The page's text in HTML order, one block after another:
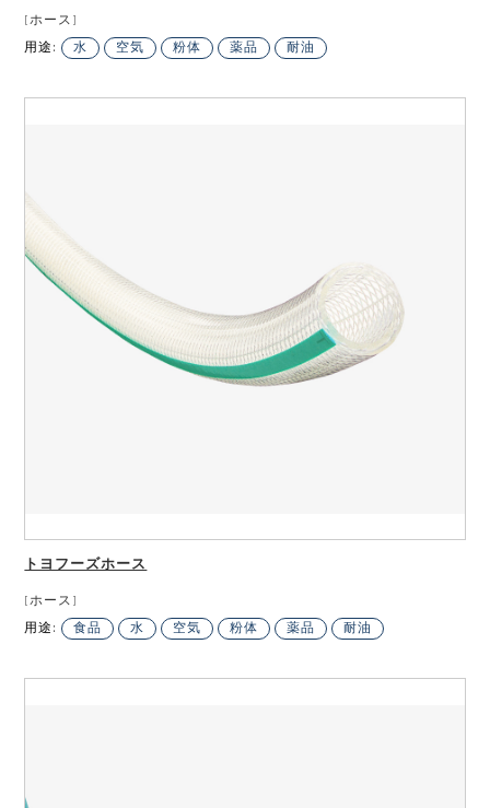
[ホース]
用途:
水 空気 粉体 薬品 耐油
トヨフーズホース
[ホース]
用途:
食品 水 空気 粉体 薬品 耐油